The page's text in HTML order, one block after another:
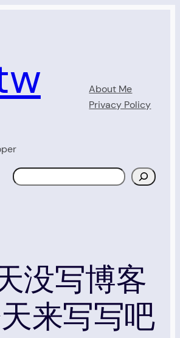
About Me
Privacy Policy
Search
没写博客
来写写吧